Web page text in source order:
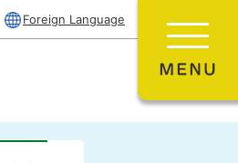
Foreign Language